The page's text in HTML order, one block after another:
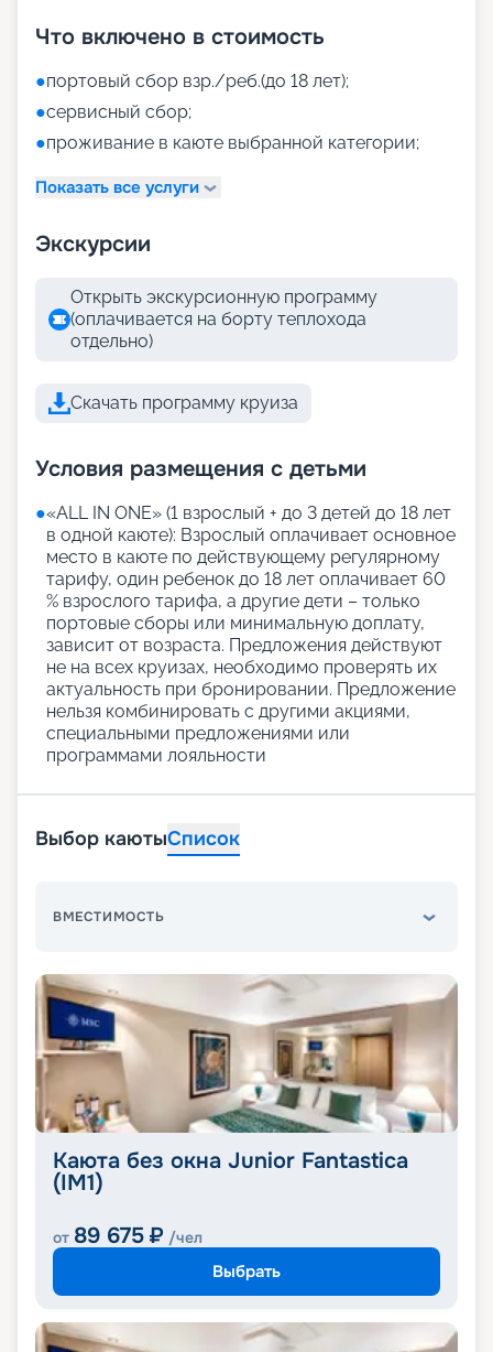
Что включено в стоимость
●портовый сбор взр./реб.(до 18 лет);
●сервисный сбор;
●проживание в каюте выбранной категории;
Показать все услуги
Экскурсии
Открыть экскурсионную программу
(оплачивается на борту теплохода
отдельно)
Скачать программу круиза
Условия размещения с детьми
●«АLL IN ONE» (1 взрослый + до 3 детей до 18 лет
в одной каюте): Взрослый оплачивает основное
место в каюте по действующему регулярному
тарифу, один ребенок до 18 лет оплачивает 60
% взрослого тарифа, а другие дети – только
портовые сборы или минимальную доплату,
зависит от возраста. Предложения действуют
не на всех круизах, необходимо проверять их
актуальность при бронировании. Предложение
нельзя комбинировать с другими акциями,
специальными предложениями или
программами лояльности
Выбор каютыСписок
ВМЕСТИМОСТЬ
Каюта без окна Junior Fantastica
(IM1)
от 89 675 ₽ /чел
Выбрать